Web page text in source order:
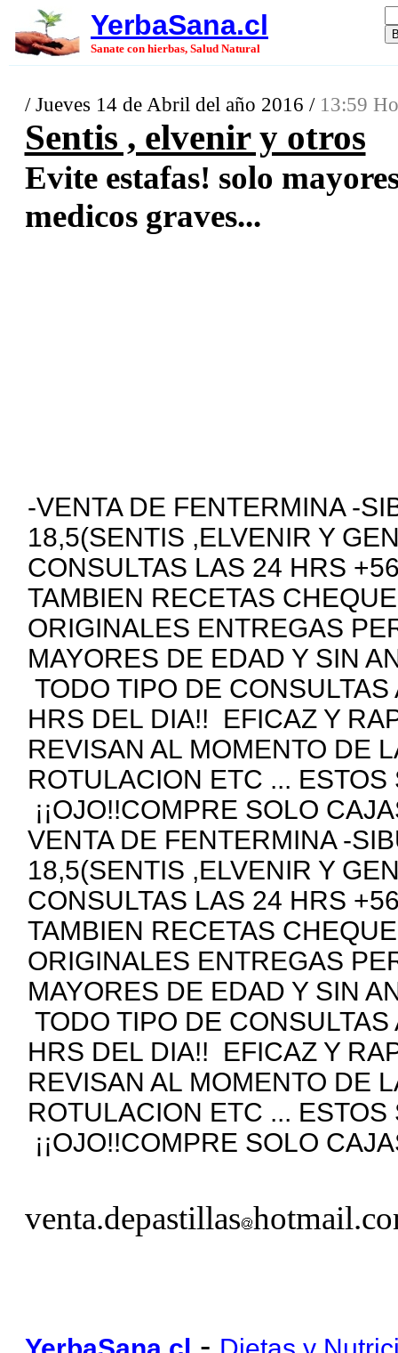
YerbaSana.cl
Sanate con hierbas, Salud Natural
/ Jueves 14 de Abril del año 2016 / 13:59
Sentis , elvenir y otros
Evite estafas! solo
medicos graves...
-VENTA DE FENTERMINA -
18,5(SENTIS ,ELVENIR Y
CONSULTAS LAS 24 HRS
TAMBIEN RECETAS
ORIGINALES ENTREGAS
MAYORES DE EDAD Y SIN
TODO TIPO DE
HRS DEL DIA!! EFICAZ Y
REVISAN AL MOMENTO DE
ROTULACION ETC ...
¡¡OJO!!COMPRE SOLO
VENTA DE FENTERMINA -
18,5(SENTIS ,ELVENIR Y
CONSULTAS LAS 24 HRS
TAMBIEN RECETAS
ORIGINALES ENTREGAS
MAYORES DE EDAD Y SIN
TODO TIPO DE
HRS DEL DIA!! EFICAZ Y
REVISAN AL MOMENTO DE
ROTULACION ETC ...
¡¡OJO!!COMPRE SOLO
venta.depastillas